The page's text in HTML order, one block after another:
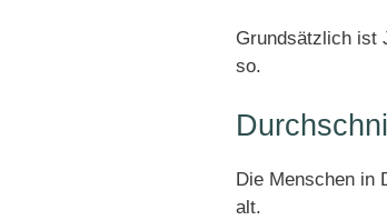
Grundsätzlich ist
so.
Die Menschen in
alt.